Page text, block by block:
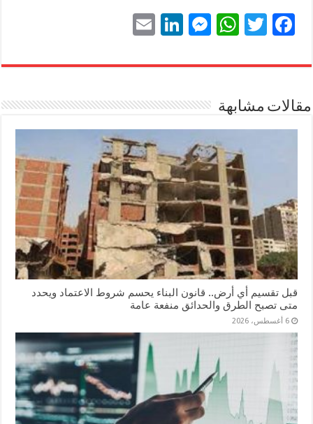
Fa
bo
T
tte
W
ts
pp
M
se
er
Li
ed
ail
مقالات مشابهة
قبل تقسيم أي أرض.. قانون البناء يحسم شروط الاعتماد ويحدد
متى تصبح الطرق والحدائق منفعة عامة
6 أغسطس، 2026